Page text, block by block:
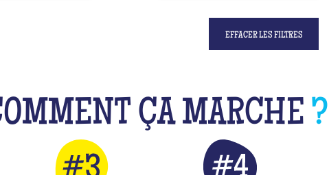
EFFACER LES FILTRES
ÇA MARCHE ?